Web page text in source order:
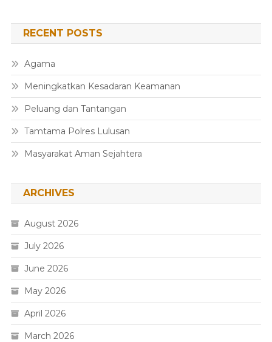
RECENT POSTS
Agama
Meningkatkan Kesadaran Keamanan
Peluang dan Tantangan
Tamtama Polres Lulusan
Masyarakat Aman Sejahtera
ARCHIVES
August 2026
July 2026
June 2026
May 2026
April 2026
March 2026